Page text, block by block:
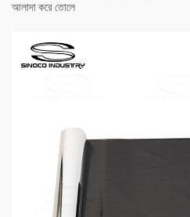
আলাদা করে তোলে